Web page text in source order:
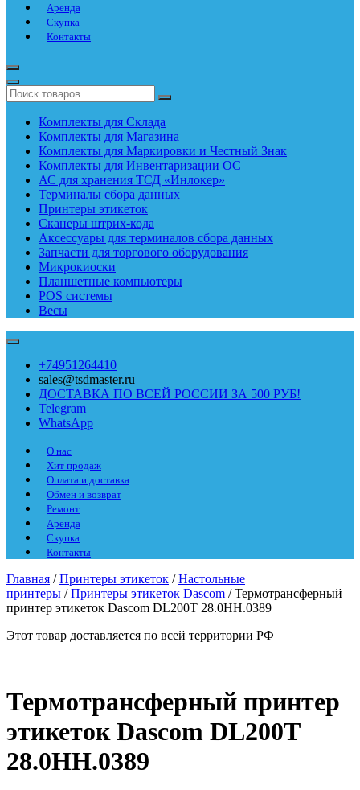
Аренда
Скупка
Контакты
Комплекты для Склада
Комплекты для Магазина
Комплекты для Маркировки и Честный Знак
Комплекты для Инвентаризации ОС
АС для хранения ТСД «Инлокер»
Терминалы сбора данных
Принтеры этикеток
Сканеры штрих-кода
Аксессуары для терминалов сбора данных
Запчасти для торгового оборудования
Микрокиоски
Планшетные компьютеры
POS системы
Весы
+74951264410
sales@tsdmaster.ru
ДОСТАВКА ПО ВСЕЙ РОССИИ ЗА 500 РУБ!
Telegram
WhatsApp
О нас
Хит продаж
Оплата и доставка
Обмен и возврат
Ремонт
Аренда
Скупка
Контакты
Главная /Принтеры этикеток /Настольные
принтеры /Принтеры этикеток Dascom / Термотрансферный
принтер этикеток Dascom DL200T 28.0HH.0389
Этот товар доставляется по всей территории РФ
Термотрансферный принтер
этикеток Dascom DL200T
28.0HH.0389